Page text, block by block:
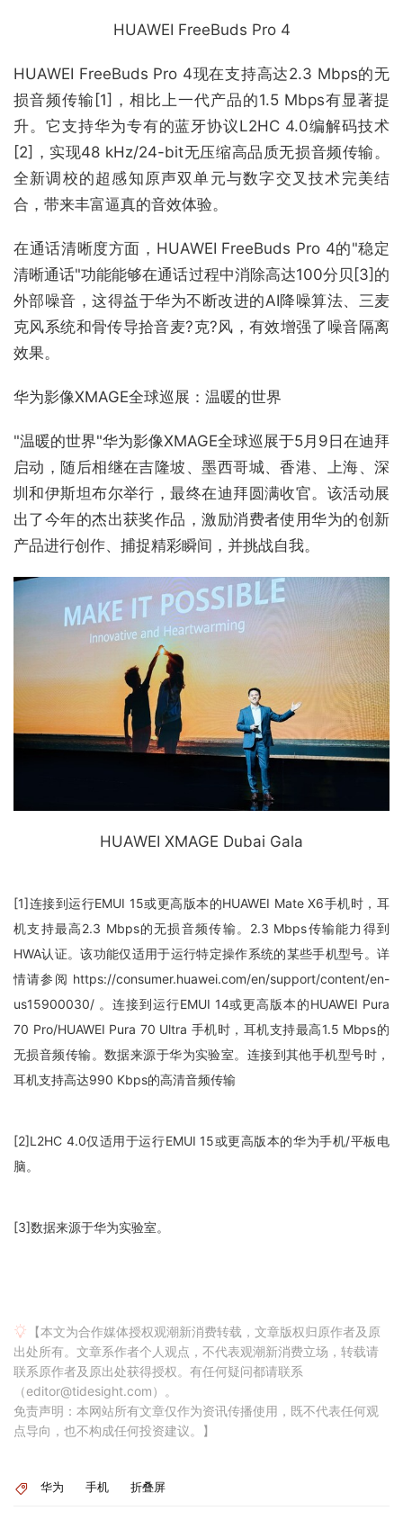
HUAWEI FreeBuds Pro 4
HUAWEI FreeBuds Pro 4现在支持高达2.3 Mbps的无
损音频传输[1]，相比上一代产品的1.5 Mbps有显著提
升。它支持华为专有的蓝牙协议L2HC 4.0编解码技术
[2]，实现48 kHz/24-bit无压缩高品质无损音频传输。
全新调校的超感知原声双单元与数字交叉技术完美结
合，带来丰富逼真的音效体验。
在通话清晰度方面，HUAWEI FreeBuds Pro 4的"稳定
清晰通话"功能能够在通话过程中消除高达100分贝[3]的
外部噪音，这得益于华为不断改进的AI降噪算法、三麦
克风系统和骨传导拾音麦?克?风，有效增强了噪音隔离
效果。
华为影像XMAGE全球巡展：温暖的世界
"温暖的世界"华为影像XMAGE全球巡展于5月9日在迪拜
启动，随后相继在吉隆坡、墨西哥城、香港、上海、深
圳和伊斯坦布尔举行，最终在迪拜圆满收官。该活动展
出了今年的杰出获奖作品，激励消费者使用华为的创新
产品进行创作、捕捉精彩瞬间，并挑战自我。
HUAWEI XMAGE Dubai Gala
[1]连接到运行EMUI 15或更高版本的HUAWEI Mate X6手机时，耳
机支持最高2.3 Mbps的无损音频传输。2.3 Mbps传输能力得到
HWA认证。该功能仅适用于运行特定操作系统的某些手机型号。详
情请参阅 https://consumer.huawei.com/en/support/content/en-
us15900030/ 。连接到运行EMUI 14或更高版本的HUAWEI Pura
70 Pro/HUAWEI Pura 70 Ultra 手机时，耳机支持最高1.5 Mbps的
无损音频传输。数据来源于华为实验室。连接到其他手机型号时，
耳机支持高达990 Kbps的高清音频传输
[2]L2HC 4.0仅适用于运行EMUI 15或更高版本的华为手机/平板电
脑。
[3]数据来源于华为实验室。
【本文为合作媒体授权观潮新消费转载，文章版权归原作者及原
出处所有。文章系作者个人观点，不代表观潮新消费立场，转载请
联系原作者及原出处获得授权。有任何疑问都请联系
（editor@tidesight.com）。
免责声明：本网站所有文章仅作为资讯传播使用，既不代表任何观
点导向，也不构成任何投资建议。】
华为 手机 折叠屏